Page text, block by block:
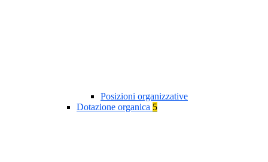
Posizioni organizzative
Dotazione organica 5